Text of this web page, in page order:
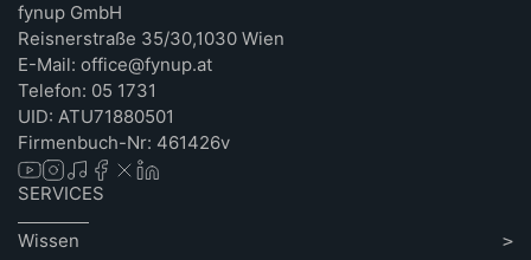
fynup GmbH
Reisnerstraße 35/30,1030 Wien
E-Mail: office@fynup.at
Telefon: 05 1731
UID: ATU71880501
Firmenbuch-Nr: 461426v
SERVICES
Wissen